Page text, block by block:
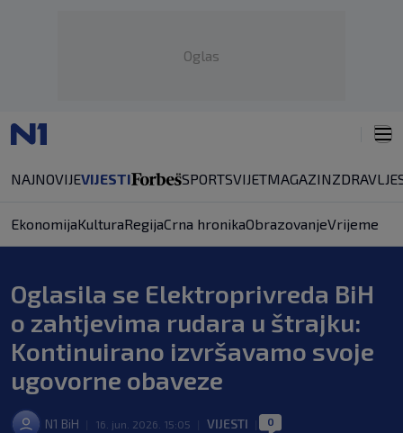
Oglas
NAJNOVIJEVIJESTI SPORTSVIJETMAGAZINZDRAVLJE
EkonomijaKulturaRegijaCrna hronikaObrazovanjeVrijeme
Oglasila se Elektroprivreda BiH
o zahtjevima rudara u štrajku:
Kontinuirano izvršavamo svoje
ugovorne obaveze
N1 BiH 16. jun. 2026. 15:05 VIJESTI 0